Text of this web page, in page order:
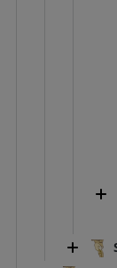
TDM de la